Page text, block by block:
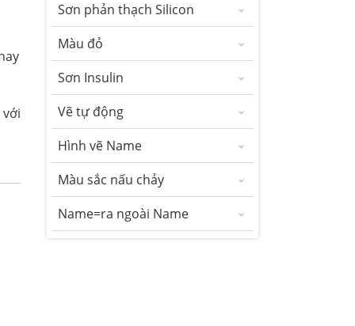
Sơn phản thạch Silicon
Màu đỏ
Sơn Insulin
Vẽ tự động
Hình vẽ Name
Màu sắc nấu chảy
Name=ra ngoài Name